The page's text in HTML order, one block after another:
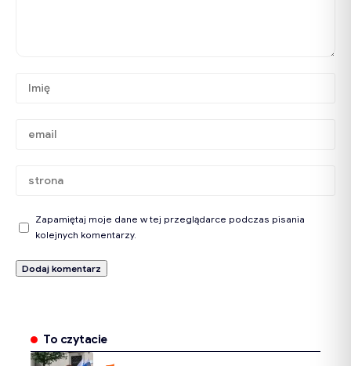
Zapamiętaj moje dane w tej przeglądarce podczas pisania
kolejnych komentarzy.
To czytacie